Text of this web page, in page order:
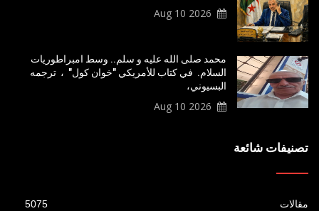
2026 Aug 10
محمد صلى الله عليه و سلم.. وسط امبراطوريات
السلام. في كتاب للأمريكي "خوان كول" ، ترجمه
البسيوني،
2026 Aug 10
تصنيفات شائعة
مقالات 5075